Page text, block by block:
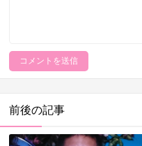
前後の記事